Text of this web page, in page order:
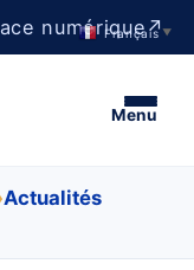
Français ▼
numérique↗
Menu
Actualités